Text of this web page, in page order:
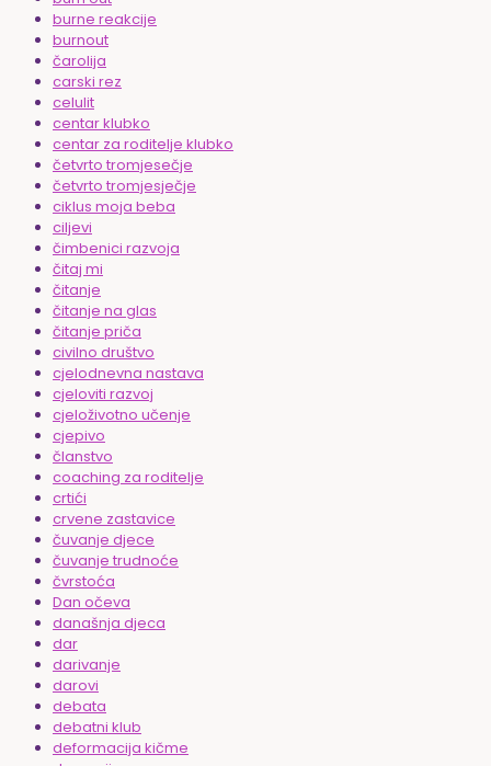
burne reakcije
burnout
čarolija
carski rez
celulit
centar klubko
centar za roditelje klubko
četvrto tromjesečje
četvrto tromjesječje
ciklus moja beba
ciljevi
čimbenici razvoja
čitaj mi
čitanje
čitanje na glas
čitanje priča
civilno društvo
cjelodnevna nastava
cjeloviti razvoj
cjeloživotno učenje
cjepivo
članstvo
coaching za roditelje
crtići
crvene zastavice
čuvanje djece
čuvanje trudnoće
čvrstoća
Dan očeva
današnja djeca
dar
darivanje
darovi
debata
debatni klub
deformacija kičme